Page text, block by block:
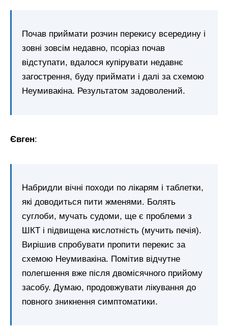
Почав приймати розчин перекису всередину і
зовні зовсім недавно, псоріаз почав
відступати, вдалося купірувати недавнє
загострення, буду приймати і далі за схемою
Неумивакіна. Результатом задоволений.
Євген:
Набридли вічні походи по лікарям і таблетки,
які доводиться пити жменями. Болять
суглоби, мучать судоми, ще є проблеми з
ШКТ і підвищена кислотність (мучить печія).
Вирішив спробувати пропити перекис за
схемою Неумивакіна. Помітив відчутне
полегшення вже після двомісячного прийому
засобу. Думаю, продовжувати лікування до
повного зникнення симптоматики.